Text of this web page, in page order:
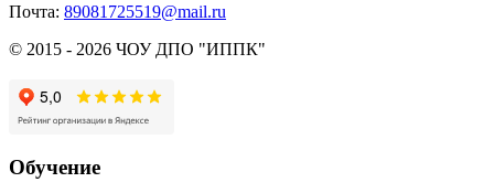
Почта: 89081725519@mail.ru
© 2015 - 2026 ЧОУ ДПО "ИППК"
Обучение